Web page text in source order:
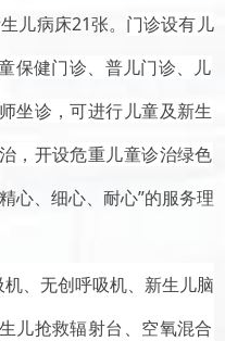
儿病床21张。 门诊设有儿
保健门诊、 普儿门诊、
儿
坐诊，可进行儿童及新生
，开设危重儿童诊治绿色
心、细心、耐心”的服务理
机、 无创呼吸机、 新生儿脑
儿抢救辐射台、 空氧混合